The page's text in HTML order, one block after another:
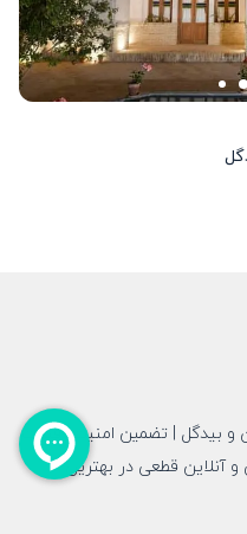
و بیدگل | تضمین امنیت، قیمت
24 | رزرو تلفنی و آنلاین قطعی در بهترین